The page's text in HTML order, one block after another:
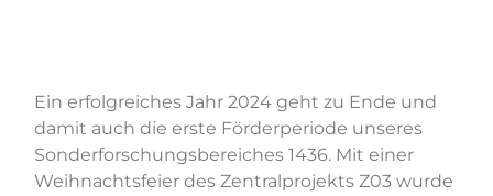
Ein erfolgreiches Jahr 2024 geht zu Ende und
damit auch die erste Förderperiode unseres
Sonderforschungsbereiches 1436. Mit einer
Weihnachtsfeier des Zentralprojekts Z03 wurde